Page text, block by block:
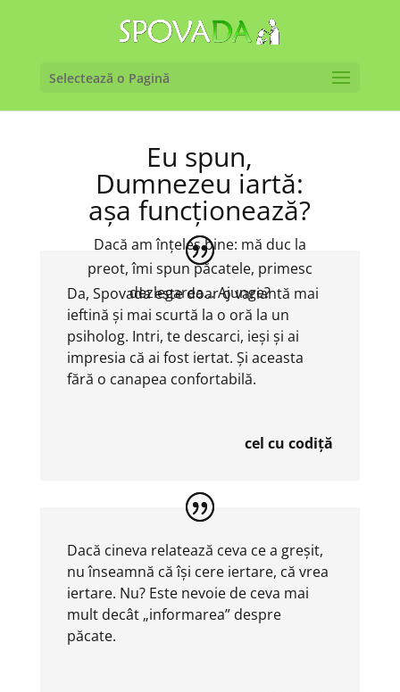
Selectează o Pagină
Eu spun,
Dumnezeu iartă:
așa funcționează?
Dacă am înțeles bine: mă duc la
preot, îmi spun păcatele, primesc
dezlegarea... Ajunge?
Da, Spovada este doar o variantă mai
ieftină și mai scurtă la o oră la un
psiholog. Intri, te descarci, ieși și ai
impresia că ai fost iertat. Și aceasta
fără o canapea confortabilă.
cel cu codiță
Dacă cineva relatează ceva ce a greșit,
nu înseamnă că își cere iertare, că vrea
iertare. Nu? Este nevoie de ceva mai
mult decât „informarea” despre
păcate.